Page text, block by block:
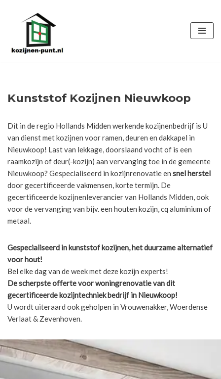
de
Kunststof Kozijnen Nieuwkoop
Dit in de regio Hollands Midden werkende kozijnenbedrijf is U
van dienst met kozijnen voor ramen, deuren en dakkapel in
Nieuwkoop! Last van lekkage, doorslaand vocht of is een
raamkozijn of deur(-kozijn) aan vervanging toe in de gemeente
Nieuwkoop? Gespecialiseerd in kozijnrenovatie en snel herstel
door gecertificeerde vakmensen, korte termijn. De
gecertificeerde kozijnenleverancier van Hollands Midden, ook
voor de vervanging van bijv. een houten kozijn, cq aluminium of
metaal.
Gespecialiseerd in kunststof kozijnen, het duurzame alternatief
voor hout!
Bel elke dag van de week met deze kozijn experts!
De scherpsteofferte voor woningrenovatie van dit
gecertificeerde kozijntechniek bedrijf in Nieuwkoop!
U wordt uiteraard ook geholpen in Vrouwenakker, Woerdense
Verlaat & Zevenhoven.